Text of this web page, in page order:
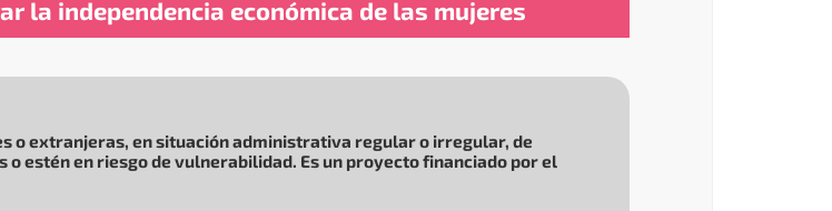
la independencia económica de las mujeres
o extranjeras, en situación administrativa regular o irregular, de
estén en riesgo de vulnerabilidad. Es un proyecto financiado por el